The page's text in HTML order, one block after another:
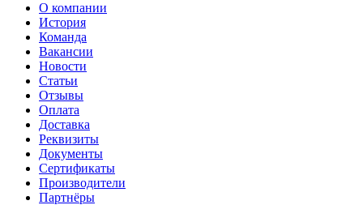
О компании
История
Команда
Вакансии
Новости
Статьи
Отзывы
Оплата
Доставка
Реквизиты
Документы
Сертификаты
Производители
Партнёры